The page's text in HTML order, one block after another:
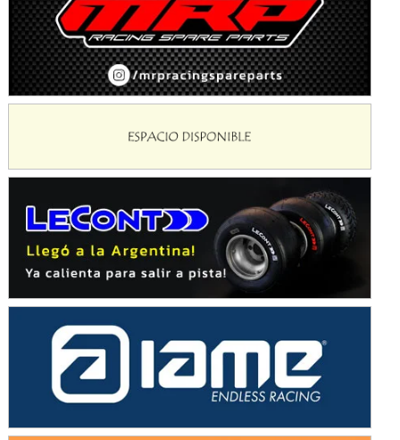
KDO - F6
Ciudad de Trenque Lauquen (Asfalto)
Trenque Lauquen (Buenos Aires)
ENTRERRIANO - F6 (POSTERGADA)
Parque de la Velocidad (Asfalto)
El Cerro (Tierra)
PATAGONICO - F6
Moto Club Reginense (Tierra)
Gral. E. Godoy (Río Negro)
Humboldt (Santa Fe)
NORESTE SANTAFESINO - F6
Ciudad de Avellaneda (Asfalto)
Avellaneda (Santa Fe)
SUR SANTAFESINO - F4